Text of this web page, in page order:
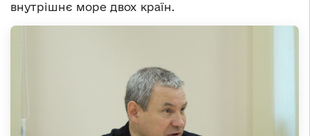
внутрішнє море двох країн.